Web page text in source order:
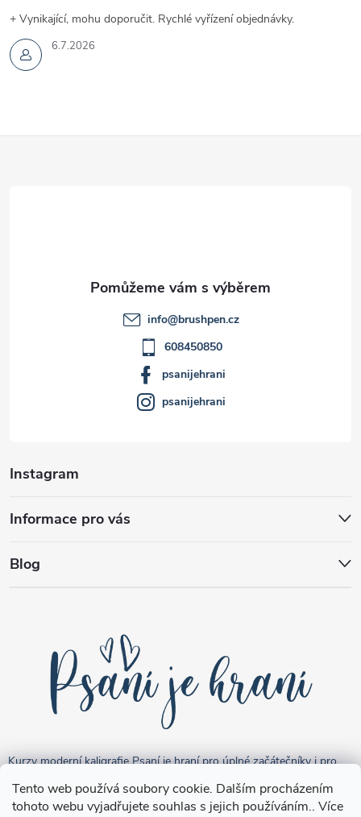
Tento web používá soubory cookie. Dalším procházením
tohoto webu vyjadřujete souhlas s jejich používáním.. Více
6.7.2026
+ Vynikající, mohu doporučit. Rychlé vyřízení objednávky.
Instagram
Informace pro vás
Blog
info@brushpen.cz
608450850
psanijehrani
psanijehrani
Kurzy moderní kaligrafie Psaní je hraní pro úplné začátečníky i pro
pokročilejší "kreativce".